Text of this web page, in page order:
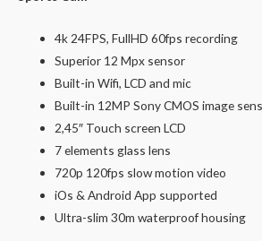
4k 24FPS, FullHD 60fps recording
Superior 12 Mpx sensor
Built-in Wifi, LCD and mic
Built-in 12MP Sony CMOS image
2,45″ Touch screen LCD
7 elements glass lens
720p 120fps slow motion video
iOs & Android App supported
Ultra-slim 30m waterproof housing